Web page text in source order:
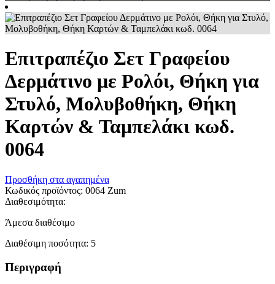
Επιτραπέζιο Σετ Γραφείου
Δερμάτινο με Ρολόι, Θήκη για
Στυλό, Μολυβοθήκη, Θήκη
Καρτών & Ταμπελάκι κωδ.
0064
Προσθήκη στα αγαπημένα
Κωδικός προϊόντος: 0064 Zum
Διαθεσιμότητα:
Άμεσα διαθέσιμο
Διαθέσιμη ποσότητα: 5
Περιγραφή